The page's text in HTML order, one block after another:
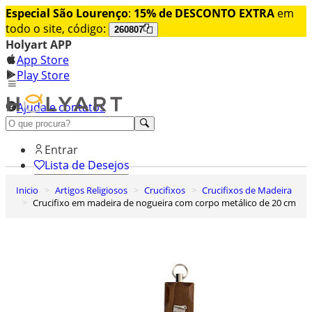
Especial São Lourenço: 15% de DESCONTO EXTRA em
todo o site, código:
260807
Holyart APP
App Store
Play Store
Ajuda e contatos
Conheça premium
Entrar
Lista de Desejos
0
Carrinho de Compras
Inicio Artigos Religiosos Crucifixos
Crucifixos de Madeira
Crucifixo em madeira de nogueira com corpo metálico de 20 cm